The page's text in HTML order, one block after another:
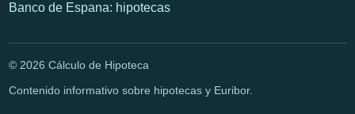
Banco de Espana: hipotecas
© 2026 Cálculo de Hipoteca
Contenido informativo sobre hipotecas y Euribor.